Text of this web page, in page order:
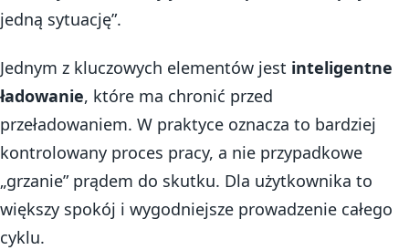
jedną sytuację”.
Jednym z kluczowych elementów jest inteligentne
ładowanie, które ma chronić przed
przeładowaniem. W praktyce oznacza to bardziej
kontrolowany proces pracy, a nie przypadkowe
„grzanie” prądem do skutku. Dla użytkownika to
większy spokój i wygodniejsze prowadzenie całego
cyklu.